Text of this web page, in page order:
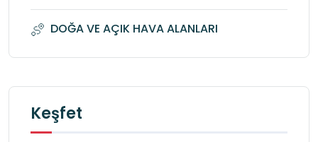
DOĞA VE AÇIK HAVA ALANLARI
Keşfet